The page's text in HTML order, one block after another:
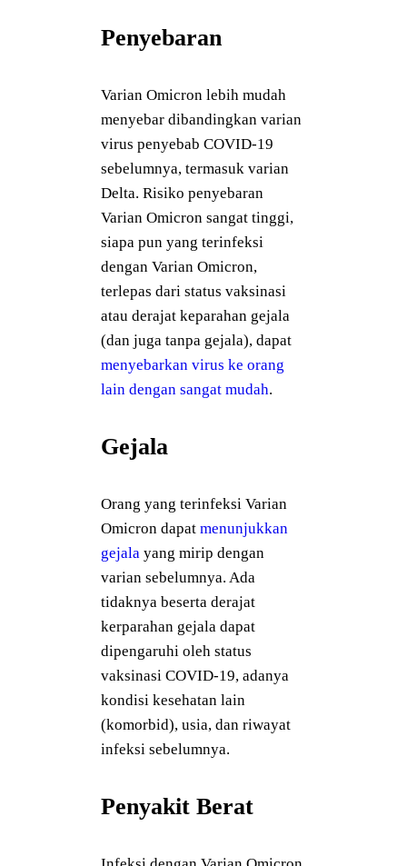
Penyebaran
Varian Omicron lebih mudah
menyebar dibandingkan varian
virus penyebab COVID-19
sebelumnya, termasuk varian
Delta. Risiko penyebaran
Varian Omicron sangat tinggi,
siapa pun yang terinfeksi
dengan Varian Omicron,
terlepas dari status vaksinasi
atau derajat keparahan gejala
(dan juga tanpa gejala), dapat
menyebarkan virus ke orang
lain dengan sangat mudah.
Gejala
Orang yang terinfeksi Varian
Omicron dapatmenunjukkan
gejala yang mirip dengan
varian sebelumnya. Ada
tidaknya beserta derajat
kerparahan gejala dapat
dipengaruhi oleh status
vaksinasi COVID-19, adanya
kondisi kesehatan lain
(komorbid), usia, dan riwayat
infeksi sebelumnya.
Penyakit Berat